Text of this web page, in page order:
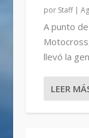
por Staff|
A punto
llevó la
LEER